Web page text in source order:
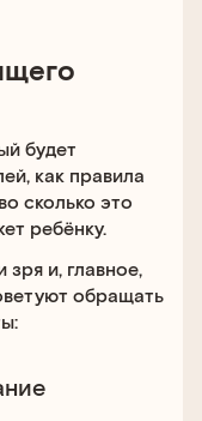
будет
как правила
сколько это
ребёнку.
зря и, главное,
обращать